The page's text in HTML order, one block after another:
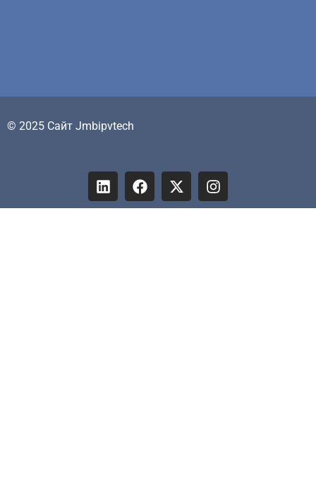
© 2025 Сайт Jmbipvtech